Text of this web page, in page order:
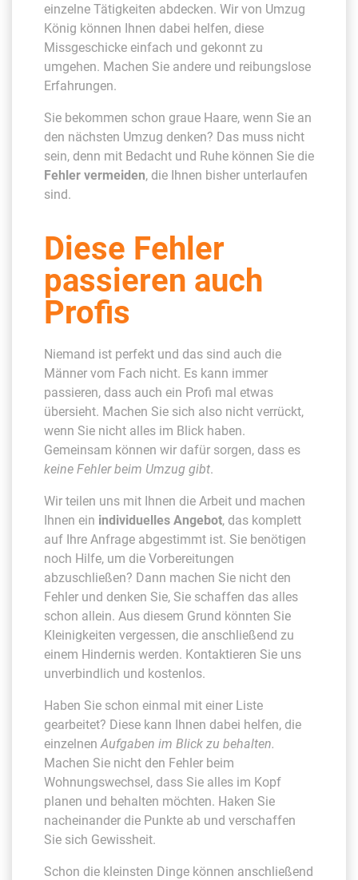
einzelne Tätigkeiten abdecken. Wir von Umzug
König können Ihnen dabei helfen, diese
Missgeschicke einfach und gekonnt zu
umgehen. Machen Sie andere und reibungslose
Erfahrungen.
Sie bekommen schon graue Haare, wenn Sie an
den nächsten Umzug denken? Das muss nicht
sein, denn mit Bedacht und Ruhe können Sie die
Fehler vermeiden, die Ihnen bisher unterlaufen
sind.
Diese Fehler
passieren auch
Profis
Niemand ist perfekt und das sind auch die
Männer vom Fach nicht. Es kann immer
passieren, dass auch ein Profi mal etwas
übersieht. Machen Sie sich also nicht verrückt,
wenn Sie nicht alles im Blick haben.
Gemeinsam können wir dafür sorgen, dass es
keine Fehler beim Umzug gibt.
Wir teilen uns mit Ihnen die Arbeit und machen
Ihnen ein individuelles Angebot, das komplett
auf Ihre Anfrage abgestimmt ist. Sie benötigen
noch Hilfe, um die Vorbereitungen
abzuschließen? Dann machen Sie nicht den
Fehler und denken Sie, Sie schaffen das alles
schon allein. Aus diesem Grund könnten Sie
Kleinigkeiten vergessen, die anschließend zu
einem Hindernis werden. Kontaktieren Sie uns
unverbindlich und kostenlos.
Haben Sie schon einmal mit einer Liste
gearbeitet? Diese kann Ihnen dabei helfen, die
einzelnen Aufgaben im Blick zu behalten.
Machen Sie nicht den Fehler beim
Wohnungswechsel, dass Sie alles im Kopf
planen und behalten möchten. Haken Sie
nacheinander die Punkte ab und verschaffen
Sie sich Gewissheit.
Schon die kleinsten Dinge können anschließend